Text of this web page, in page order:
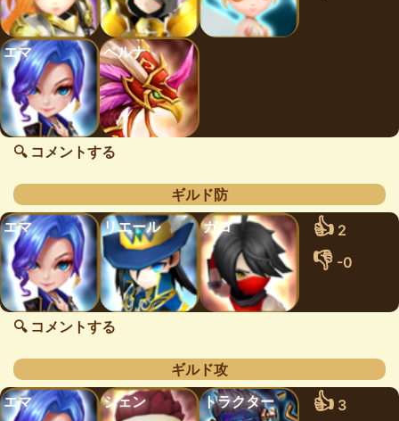
エマ ペルナ
🔍 コメントする
ギルド防
エマ
リエール ガロ 👍 2
👎 -0
🔍 コメントする
ギルド攻
エマ
シェン トラクター 👍 3